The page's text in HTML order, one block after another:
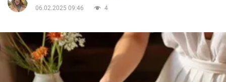
Polityka
06.02.2025 09:46
4